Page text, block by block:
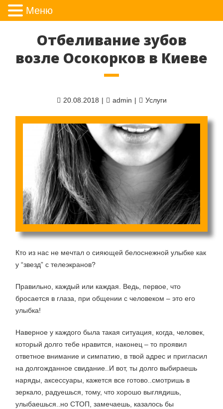
Отбеливание зубов
возле Осокорков в Киеве
Posted
20.08.2018 Author
admin Categories
Услуги
Кто из нас не мечтал о сияющей белоснежной улыбке как
у “звезд” с телеэкранов?
Правильно, каждый или каждая. Ведь, первое, что
бросается в глаза, при общении с человеком – это его
улыбка!
Наверное у каждого была такая ситуация, когда, человек,
который долго тебе нравится, наконец – то проявил
ответное внимание и симпатию, в твой адрес и пригласил
на долгожданное свидание..И вот, ты долго выбираешь
наряды, аксессуары, кажется все готово..смотришь в
зеркало, радуешься, тому, что хорошо выглядишь,
улыбаешься..но СТОП, замечаешь, казалось бы
Меню